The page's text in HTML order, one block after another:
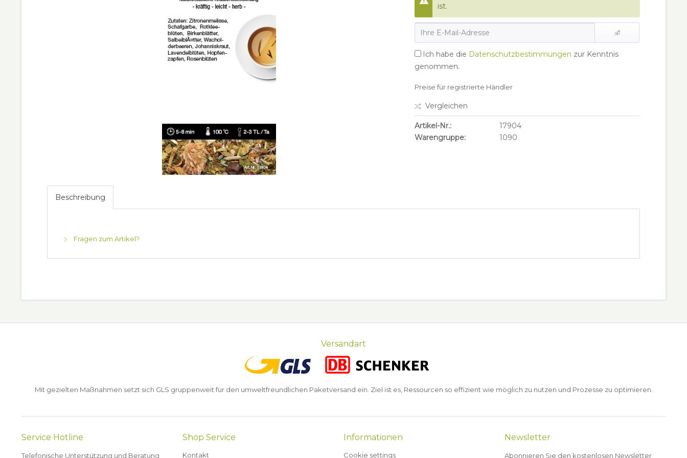
ist.
Ich habe die Datenschutzbestimmungen zur Kenntnis
genommen.
Preise für registrierte Händler
Vergleichen
Artikel-Nr.:
17904
Warengruppe:
1090
Beschreibung
Fragen zum Artikel?
Versandart
Mit gezielten Maßnahmen setzt sich GLS gruppenweit für den umweltfreundlichen Paketversand ein. Ziel ist es, Ressourcen so effizient wie möglich zu nutzen und Prozesse zu optimieren.
Service Hotline
Telefonische Unterstützung und Beratung
Shop Service
Kontakt
Informationen
Cookie settings
Newsletter
Abonnieren Sie den kostenlosen Newsletter